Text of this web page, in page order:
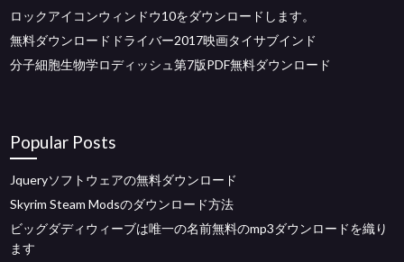
ロックアイコンウィンドウ10をダウンロードします。
無料ダウンロードドライバー2017映画タイサブインド
分子細胞生物学ロディッシュ第7版PDF無料ダウンロード
Popular Posts
Jqueryソフトウェアの無料ダウンロード
Skyrim Steam Modsのダウンロード方法
ビッグダディウィーブは唯一の名前無料のmp3ダウンロードを織り
ます